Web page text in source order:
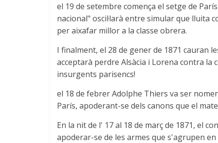
el 19 de setembre comença el setge de
nacional" oscil·larà entre simular que lluita
per aixafar millor a la classe obrera.
I finalment, el 28 de gener de 1871 cauran
acceptarà perdre Alsàcia i Lorena contra la
insurgents parisencs!
el 18 de febrer Adolphe Thiers va ser
París, apoderant-se dels canons que el
En la nit de l' 17 al 18 de març de 1871, el
apoderar-se de les armes que s'agrupen